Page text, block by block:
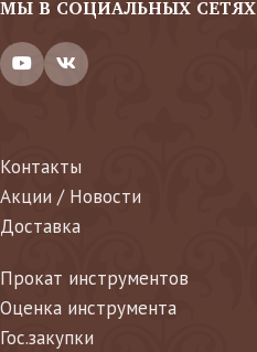
МЫ В СОЦИАЛЬНЫХ СЕТЯХ
Контакты
Акции / Новости
Доставка
Прокат инструментов
Оценка инструмента
Гос.закупки